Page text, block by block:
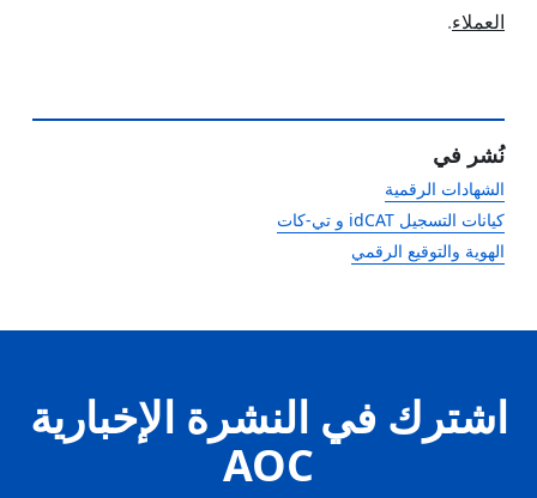
العملاء.
نُشر في
الشهادات الرقمية
كيانات التسجيل idCAT و تي-كات
الهوية والتوقيع الرقمي
اشترك في النشرة الإخبارية
AOC